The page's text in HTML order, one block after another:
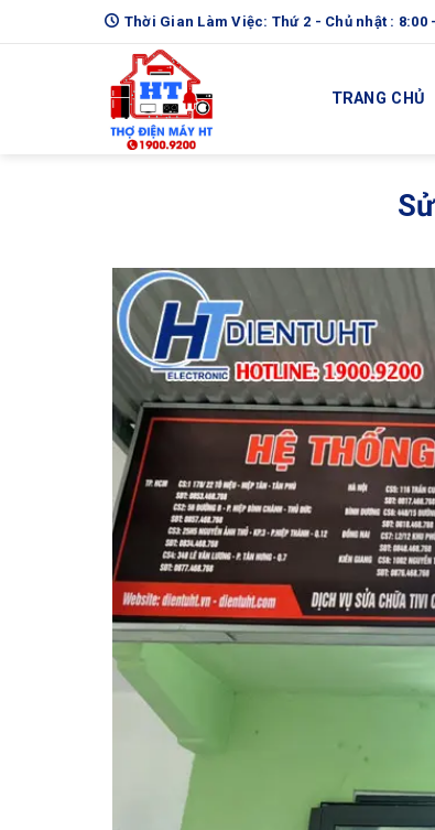
to
Thời Gian Làm Việc: Thứ 2 - Chủ nhật : 8:00
TRANG CHỦ